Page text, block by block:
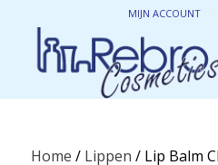
MIJN ACCOUNT
Home / Lippen / Lip Balm